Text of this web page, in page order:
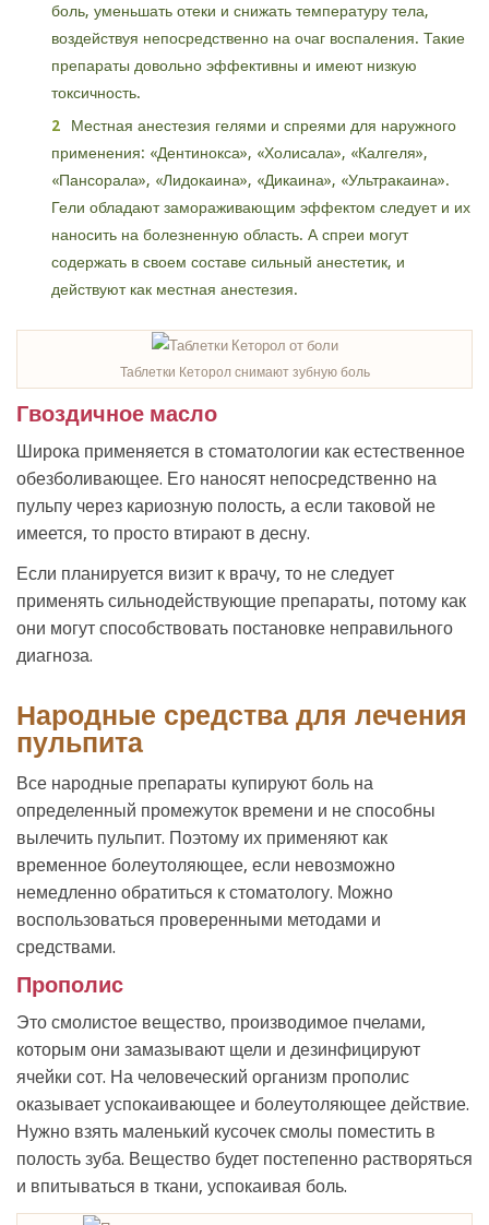
боль, уменьшать отеки и снижать температуру тела,
воздействуя непосредственно на очаг воспаления. Такие
препараты довольно эффективны и имеют низкую
токсичность.
Местная анестезия гелями и спреями для наружного
применения: «Дентинокса», «Холисала», «Калгеля»,
«Пансорала», «Лидокаина», «Дикаина», «Ультракаина».
Гели обладают замораживающим эффектом следует и их
наносить на болезненную область. А спреи могут
содержать в своем составе сильный анестетик, и
действуют как местная анестезия.
Таблетки Кеторол снимают зубную боль
Гвоздичное масло
Широка применяется в стоматологии как естественное
обезболивающее. Его наносят непосредственно на
пульпу через кариозную полость, а если таковой не
имеется, то просто втирают в десну.
Если планируется визит к врачу, то не следует
применять сильнодействующие препараты, потому как
они могут способствовать постановке неправильного
диагноза.
Народные средства для лечения
пульпита
Все народные препараты купируют боль на
определенный промежуток времени и не способны
вылечить пульпит. Поэтому их применяют как
временное болеутоляющее, если невозможно
немедленно обратиться к стоматологу. Можно
воспользоваться проверенными методами и
средствами.
Прополис
Это смолистое вещество, производимое пчелами,
которым они замазывают щели и дезинфицируют
ячейки сот. На человеческий организм прополис
оказывает успокаивающее и болеутоляющее действие.
Нужно взять маленький кусочек смолы поместить в
полость зуба. Вещество будет постепенно растворяться
и впитываться в ткани, успокаивая боль.